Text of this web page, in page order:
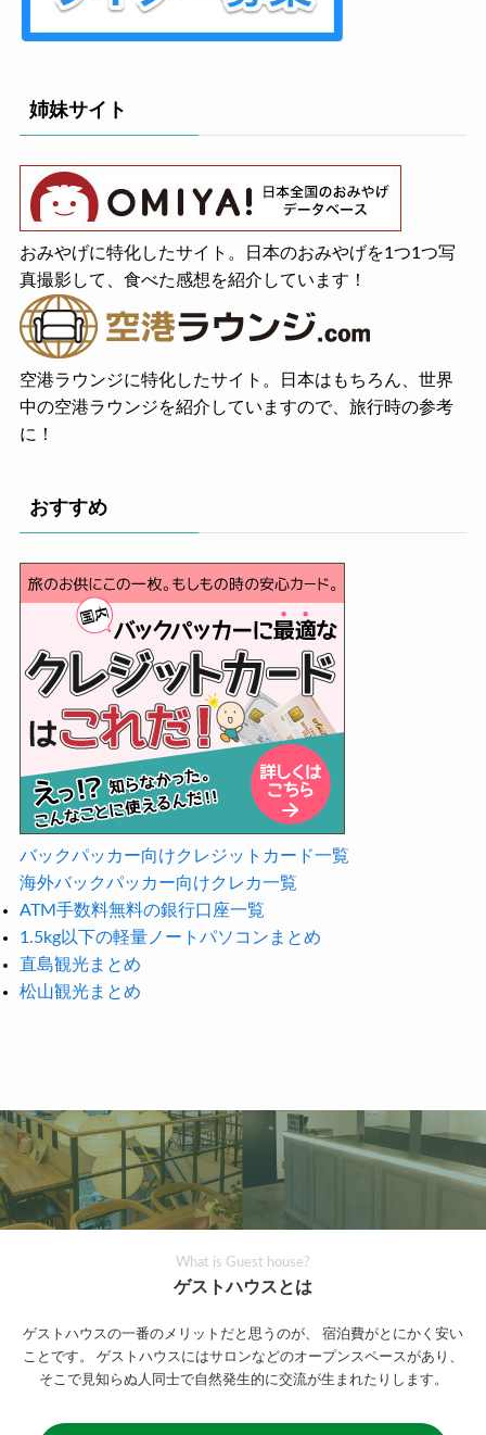
姉妹サイト
おみやげに特化したサイト。日本のおみやげを1つ1つ写
真撮影して、食べた感想を紹介しています！
空港ラウンジに特化したサイト。日本はもちろん、世界
中の空港ラウンジを紹介していますので、旅行時の参考
に！
おすすめ
バックパッカー向けクレジットカード一覧
海外バックパッカー向けクレカ一覧
ATM手数料無料の銀行口座一覧
1.5kg以下の軽量ノートパソコンまとめ
直島観光まとめ
松山観光まとめ
What is Guest house?
ゲストハウスとは
ゲストハウスの一番のメリットだと思うのが、
宿泊費がとにかく安い
ことです。
ゲストハウスにはサロンなどのオープンスペースがあり、
そこで見知らぬ人同士で自然発生的に交流が生まれたりします。